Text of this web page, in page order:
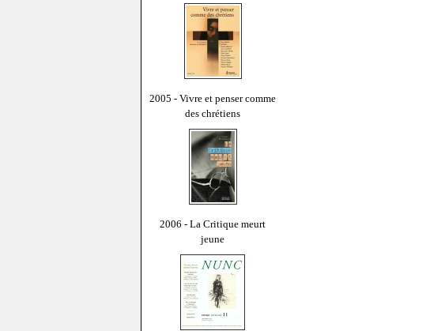
2005 - Vivre et penser comme
des chrétiens
2006 - La Critique meurt
jeune